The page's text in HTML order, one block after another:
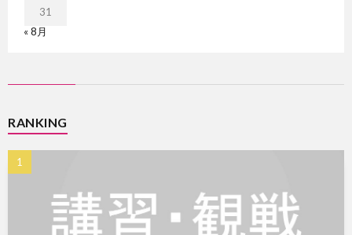
31
« 8月
RANKING